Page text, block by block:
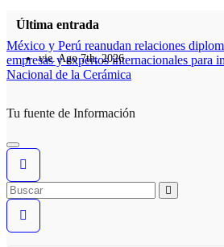
Última entrada
México y Perú reanudan relaciones
empresas y expertos internacionales para
Nacional de la Cerámica
vie. Ago 7th, 2026
Tu fuente de Información